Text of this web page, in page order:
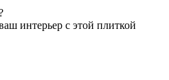
интерьер с этой плиткой